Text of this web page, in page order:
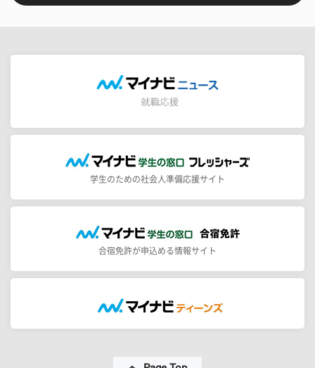
学生のための社会人準備応援サイト
合宿免許が申込める情報サイト